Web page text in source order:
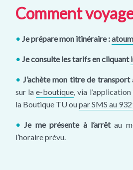
Comment
• Je prépare mon itinéraire :
• Je consulte les tarifs en cliquant
• J’achète mon titre de transport
sur lae-boutique , via
la Boutique TU oupar SMS au
• Je me présente à l’arrêtau
l’horaire prévu.